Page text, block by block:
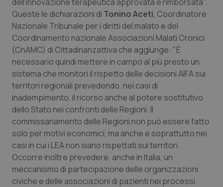
Puglia
Sardegna
Sicilia
Toscana
Umbria
Valle D’Aosta
Veneto
Malattie rare
Malattia di Crohn & Rettocolite Ulcerosa
Neuroscienze & patologie neurodegenerative
Obesità
Oftalmologia
Oncodermatologia
Oncoematologia
Queste le dichiarazioni di Tonino Aceti, Coordinatore
Nazionale Tribunale per i diritti del malato e del
Coordinamento nazionale Associazioni Malati Cronici
(CnAMC) di Cittadinanzattiva che aggiunge: "È
necessario quindi mettere in campo al più presto un
sistema che monitori il rispetto delle decisioni AIFA sui
territori regionali prevedendo, nei casi di
inadempimento, il ricorso anche al potere sostitutivo
dello Stato nei confronti delle Regioni. Il
commissariamento delle Regioni non può essere fatto
solo per motivi economici, ma anche e soprattutto nei
casi in cui i LEA non siano rispettati sui territori.
Occorre inoltre prevedere, anche in Italia, un
meccanismo di partecipazione delle organizzazioni
civiche e delle associazioni di pazienti nei processi